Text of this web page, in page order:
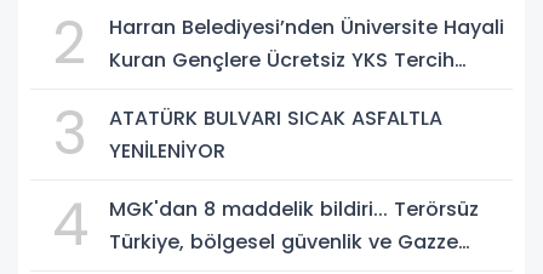
2
Harran Belediyesi’nden Üniversite Hayali
Kuran Gençlere Ücretsiz YKS Tercih
3
ATATÜRK BULVARI SICAK ASFALTLA
YENİLENİYOR
4
MGK'dan 8 maddelik bildiri... Terörsüz
Türkiye, bölgesel güvenlik ve Gazze